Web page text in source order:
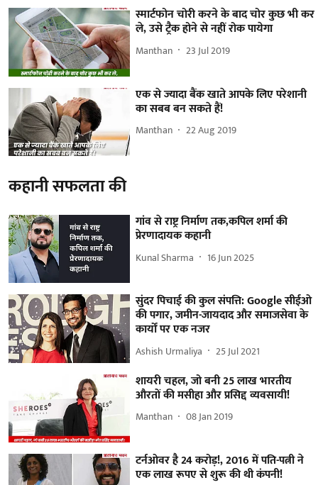
स्मार्टफोन चोरी करने के बाद चोर कुछ भी कर
ले, उसे ट्रैक होने से नहीं रोक पायेगा
Manthan 23 Jul 2019
एक से ज्यादा बैंक खाते आपके लिए परेशानी
का सबब बन सकते हैं!
Manthan 22 Aug 2019
कहानी सफलता की
गांव से राष्ट्र निर्माण तक,कपिल शर्मा की
प्रेरणादायक कहानी
Kunal Sharma 16 Jun 2025
सुंदर पिचाई की कुल संपत्ति: Google सीईओ
की पगार, जमीन-जायदाद और समाजसेवा के
कार्यों पर एक नजर
Ashish Urmaliya 25 Jul 2021
शायरी चहल, जो बनी 25 लाख भारतीय
औरतों की मसीहा और प्रसिद्द व्यवसायी!
Manthan 08 Jan 2019
टर्नओवर है 24 करोड़!, 2016 में पति-पत्नी ने
एक लाख रूपए से शुरू की थी कंपनी!